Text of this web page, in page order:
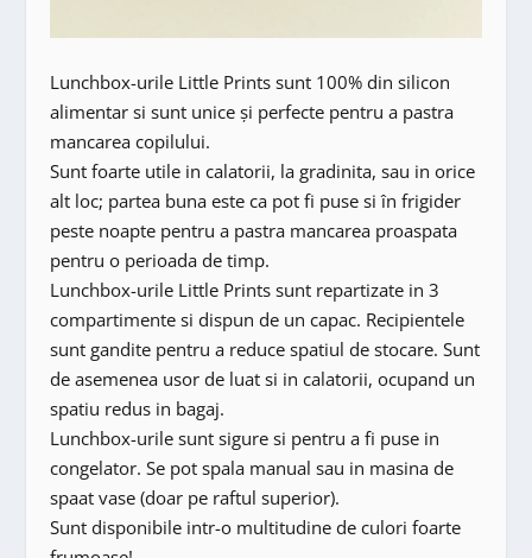
Lunchbox-urile Little Prints sunt 100% din silicon
alimentar si sunt unice și perfecte pentru a pastra
mancarea copilului.
Sunt foarte utile in calatorii, la gradinita, sau in orice
alt loc; partea buna este ca pot fi puse si în frigider
peste noapte pentru a pastra mancarea proaspata
pentru o perioada de timp.
Lunchbox-urile Little Prints sunt repartizate in 3
compartimente si dispun de un capac. Recipientele
sunt gandite pentru a reduce spatiul de stocare. Sunt
de asemenea usor de luat si in calatorii, ocupand un
spatiu redus in bagaj.
Lunchbox-urile sunt sigure si pentru a fi puse in
congelator. Se pot spala manual sau in masina de
spaat vase (doar pe raftul superior).
Sunt disponibile intr-o multitudine de culori foarte